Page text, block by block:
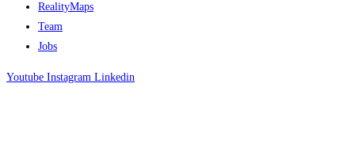
RealityMaps
Team
Jobs
Youtube Instagram Linkedin